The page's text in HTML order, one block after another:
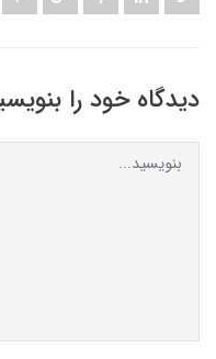
دیدگاه خود را